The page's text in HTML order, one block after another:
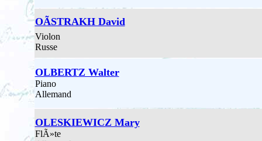
OÃSTRAKH David
Violon
Russe
OLBERTZ Walter
Piano
Allemand
OLESKIEWICZ Mary
FlÃ»te